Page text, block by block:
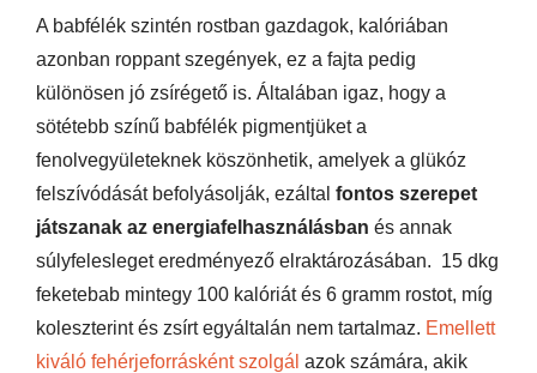
A babfélék szintén rostban gazdagok, kalóriában
azonban roppant szegények, ez a fajta pedig
különösen jó zsírégető is. Általában igaz, hogy a
sötétebb színű babfélék pigmentjüket a
fenolvegyületeknek köszönhetik, amelyek a glükóz
felszívódását befolyásolják, ezáltal fontos szerepet
játszanak az energiafelhasználásban és annak
súlyfelesleget eredményező elraktározásában. 15 dkg
feketebab mintegy 100 kalóriát és 6 gramm rostot, míg
koleszterint és zsírt egyáltalán nem tartalmaz. Emellett
kiváló fehérjeforrásként szolgál azok számára, akik